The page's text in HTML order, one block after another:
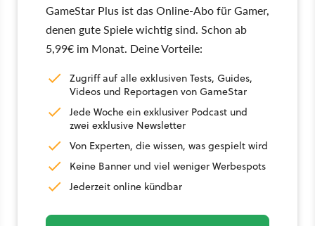
GameStar Plus ist das Online-Abo für Gamer,
denen gute Spiele wichtig sind. Schon ab
5,99€ im Monat. Deine Vorteile:
Zugriff auf alle exklusiven Tests, Guides,
Videos und Reportagen von GameStar
Jede Woche ein exklusiver Podcast und
zwei exklusive Newsletter
Von Experten, die wissen, was gespielt wird
Keine Banner und viel weniger Werbespots
Jederzeit online kündbar